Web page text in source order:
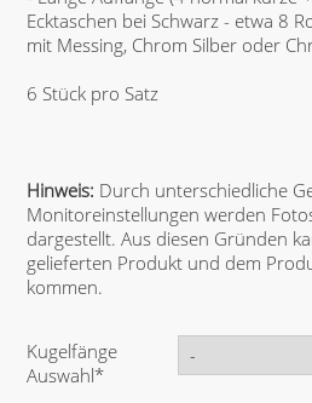
Ecktaschen bei Schwarz - etwa 8
mit Messing, Chrom Silber oder
6 Stück pro Satz
Hinweis: Durch unterschiedliche
Monitoreinstellungen werden
dargestellt. Aus diesen Gründen
gelieferten Produkt und dem
kommen.
P
f
Kugelfänge
Auswahl*